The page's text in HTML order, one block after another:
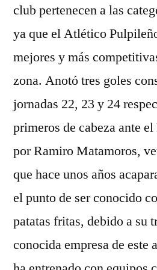
club pertenecen a las
ya que el Atlético
mejores y más
zona. Anotó tres goles
jornadas 22, 23 y 24
primeros de cabeza ante
por Ramiro Matamoros,
que hace unos años
el punto de ser conocido
patatas fritas, debido a su
conocida empresa de